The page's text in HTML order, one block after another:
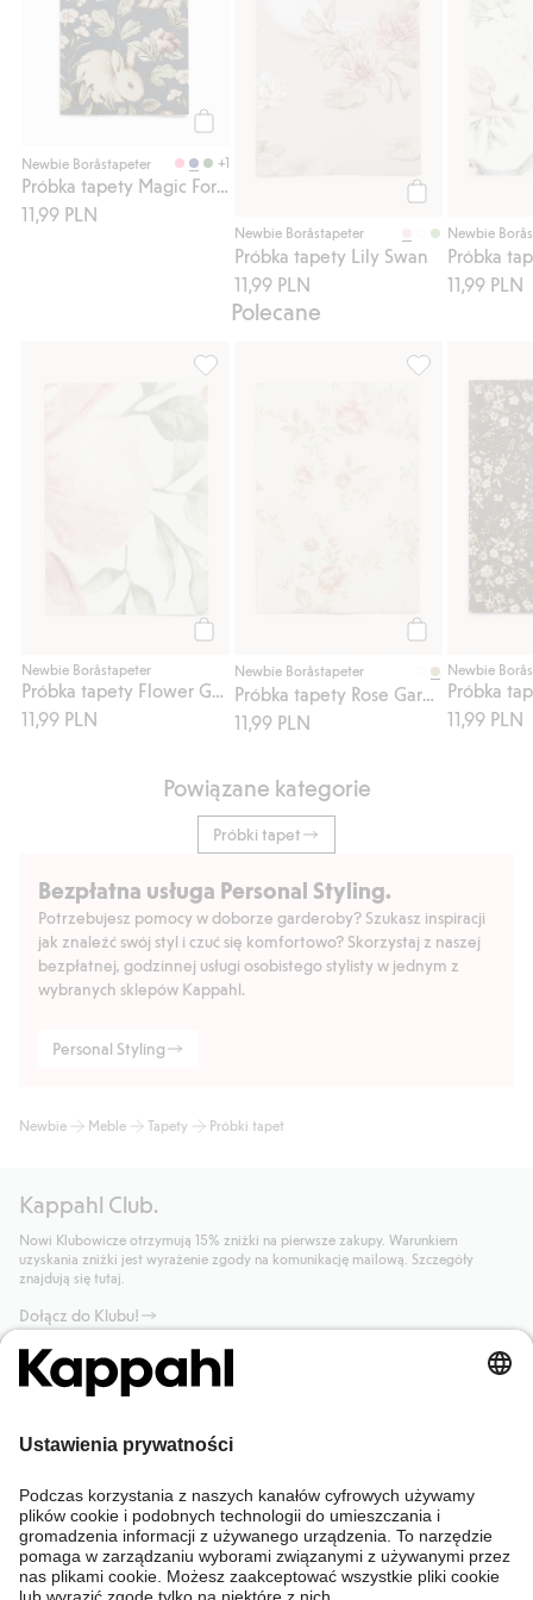
Należy pamiętać, że motyw produktu może się różnić i
odbiegać od tego przedstawionego na zdjęciach
zamieszczonych na stronie internetowej.
Numer artykułu: 762492
FSC certified wood/paper
Newbie Boråstapeter +1
Próbka tapety Magic Forest
11,99 PLN
Newbie Boråstapeter
Próbka tapety Lily Swan
11,99 PLN
Newbie
Próbka
11,99 PLN
Polecane
Newbie Boråstapeter
11,99 PLN
Próbka tapety Flower Garden - Mural,
Newbie Boråstapeter
11,99 PLN
Próbka tapety
Newbie
Próbka
11,99 PLN
Powiązane kategorie
Próbki tapet
Bezpłatna usługa Personal Styling.
Potrzebujesz pomocy w doborze garderoby? Szukasz inspiracji
jak znaleźć swój styl i czuć się komfortowo? Skorzystaj z naszej
bezpłatnej, godzinnej usługi osobistego stylisty w jednym z
wybranych sklepów Kappahl.
Personal Styling
Newbie Meble Tapety Próbki tapet
Kappahl Club.
Nowi Klubowicze otrzymują 15% zniżki na pierwsze zakupy. Warunkiem
uzyskania zniżki jest wyrażenie zgody na komunikację mailową. Szczegóły
znajdują się tutaj.
Dołącz do Klubu!
Potrzebujesz pomocy?